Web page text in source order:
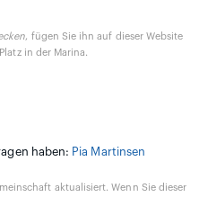
, fügen Sie ihn auf dieser Website
in der Marina.
haben: Pia Martinsen
aktualisiert. Wenn Sie dieser